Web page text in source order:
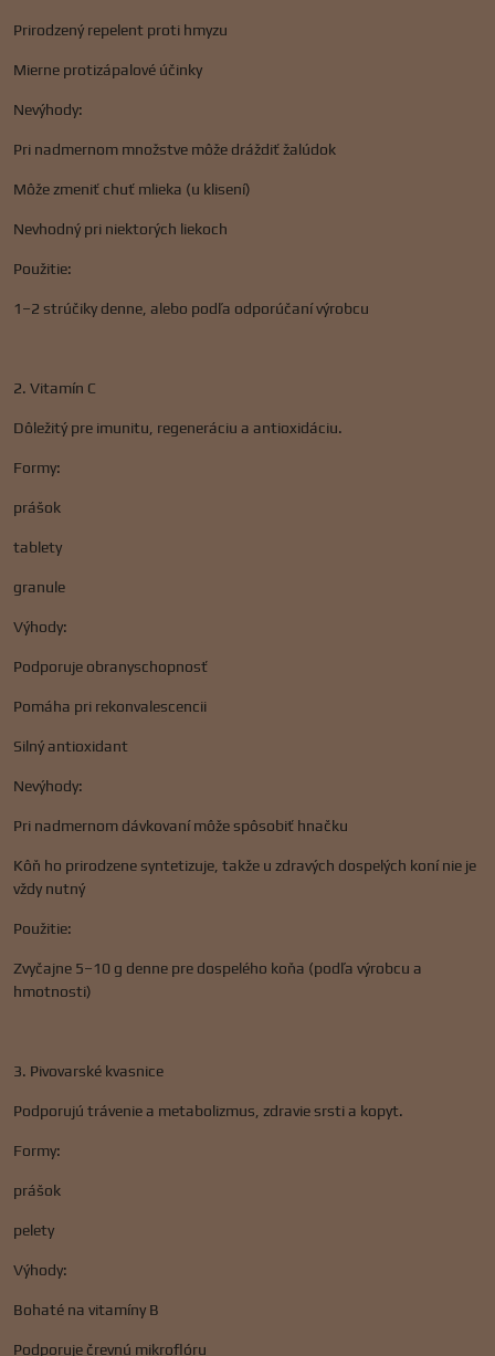
Prirodzený repelent proti hmyzu
Mierne protizápalové účinky
Nevýhody:
Pri nadmernom množstve môže dráždiť žalúdok
Môže zmeniť chuť mlieka (u klisení)
Nevhodný pri niektorých liekoch
Použitie:
1–2 strúčiky denne, alebo podľa odporúčaní výrobcu
2. Vitamín C
Dôležitý pre imunitu, regeneráciu a antioxidáciu.
Formy:
prášok
tablety
granule
Výhody:
Podporuje obranyschopnosť
Pomáha pri rekonvalescencii
Silný antioxidant
Nevýhody:
Pri nadmernom dávkovaní môže spôsobiť hnačku
Kôň ho prirodzene syntetizuje, takže u zdravých dospelých koní nie je
vždy nutný
Použitie:
Zvyčajne 5–10 g denne pre dospelého koňa (podľa výrobcu a
hmotnosti)
3. Pivovarské kvasnice
Podporujú trávenie a metabolizmus, zdravie srsti a kopyt.
Formy:
prášok
pelety
Výhody:
Bohaté na vitamíny B
Podporuje črevnú mikroflóru